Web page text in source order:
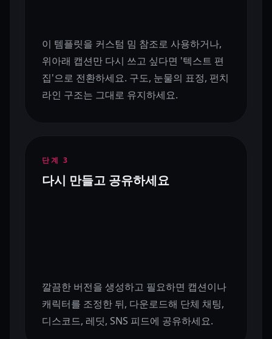
이 템플릿을 커스텀 밈 참조로 사용하거나,
위아래 캡션만 다시 쓰고 싶다면 '텍스트 편
집'으로 전환하세요. 구도, 눈물의 표정, 펀치
라인 구조는 그대로 유지하세요.
단계 3
다시 만들고 공유하세요
깔끔한 버전을 생성하고 필요하면 캡션이나
캐릭터를 조정한 뒤, 다운로드해 단체 채팅,
디스코드, 레딧, SNS 피드에 공유하세요.